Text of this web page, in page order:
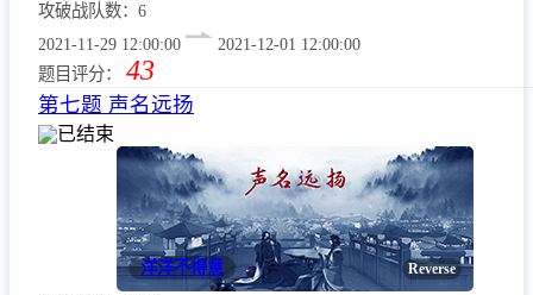
攻破战队数：6
2021-11-29 12:00:00
2021-12-01 12:00:00
题目评分： 43
第七题 声名远扬
已结束
Reverse
洋洋不得意